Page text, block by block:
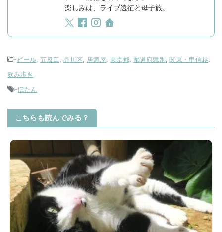
楽しみは、ライブ遠征と母子旅。
-ビール, 五反田, 品川区, 居酒屋, 東京都, 都道府県別, 関東・甲信越,
飲み歩き
-ぼたん
こちらも読んでみる？